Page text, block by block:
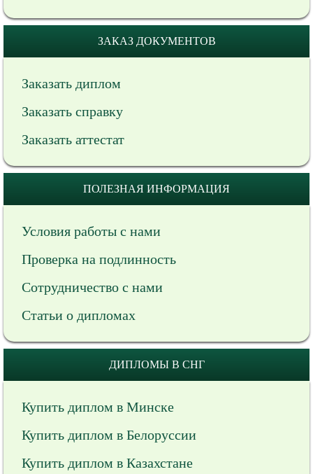
ЗАКАЗ ДОКУМЕНТОВ
Заказать диплом
Заказать справку
Заказать аттестат
ПОЛЕЗНАЯ ИНФОРМАЦИЯ
Условия работы с нами
Проверка на подлинность
Сотрудничество с нами
Статьи о дипломах
ДИПЛОМЫ В СНГ
Купить диплом в Минске
Купить диплом в Белоруссии
Купить диплом в Казахстане